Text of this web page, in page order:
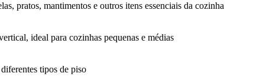
pratos, mantimentos e outros itens essenciais da cozinha
ideal para cozinhas pequenas e médias
tipos de piso